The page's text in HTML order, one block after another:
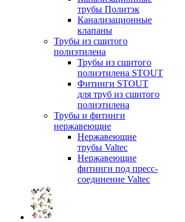
трубы Политэк
Канализационные
клапаны
Трубы из сшитого
полиэтилена
Трубы из сшитого
полиэтилена STOUT
Фитинги STOUT
для труб из сшитого
полиэтилена
Трубы и фитинги
нержавеющие
Нержавеющие
трубы Valtec
Нержавеющие
фитинги под пресс-
соединение Valtec